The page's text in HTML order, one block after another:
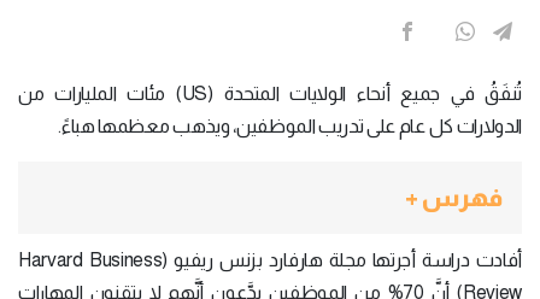
تُنفَقُ في جميع أنحاء الولايات المتحدة (US) مئات المليارات من
الدولارات كل عام على تدريب الموظفين، ويذهب معظمها هباءً.
فهرس +
أفادت دراسة أجرتها مجلة هارفارد بزنس ريفيو (Harvard Business
Review) أنَّ 70% من الموظفين يدَّعون أنَّهم لا يتقنون المهارات